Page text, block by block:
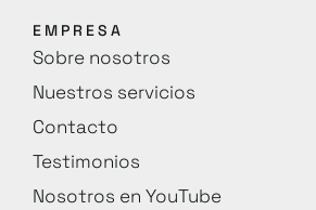
EMPRESA
Sobre nosotros
Nuestros servicios
Contacto
Testimonios
Nosotros en YouTube